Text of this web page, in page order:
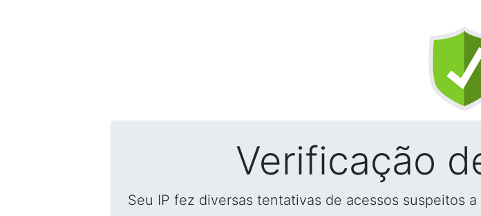
Verificação
Seu IP fez diversas tentativas de acessos suspeitos